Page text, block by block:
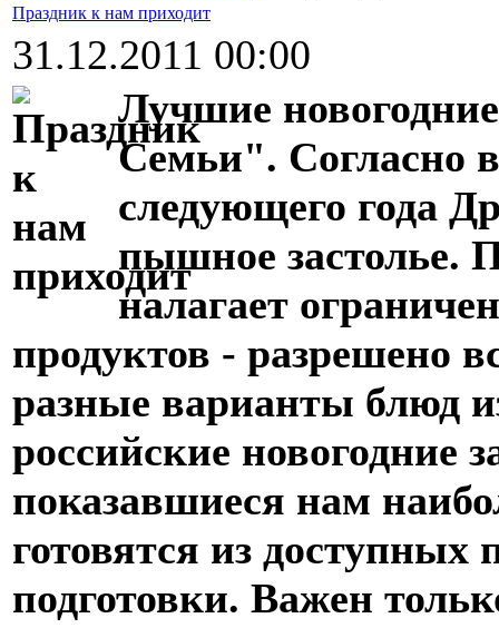
Праздник к нам приходит
31.12.2011 00:00
Лучшие
Семьи". Согласно
следующего года
пышное застолье.
налагает
продуктов - разрешено
разные варианты блюд
российские новогодние
показавшиеся нам
готовятся из доступных
подготовки. Важен